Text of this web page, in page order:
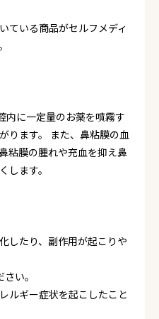
いる商品がセルフメディ
内に一定量のお薬を噴霧す
ります。 また、鼻粘膜の血
粘膜の腫れや充血を抑え鼻
します。
したり、副作用が起こりや
い。
ルギー症状を起こしたこと